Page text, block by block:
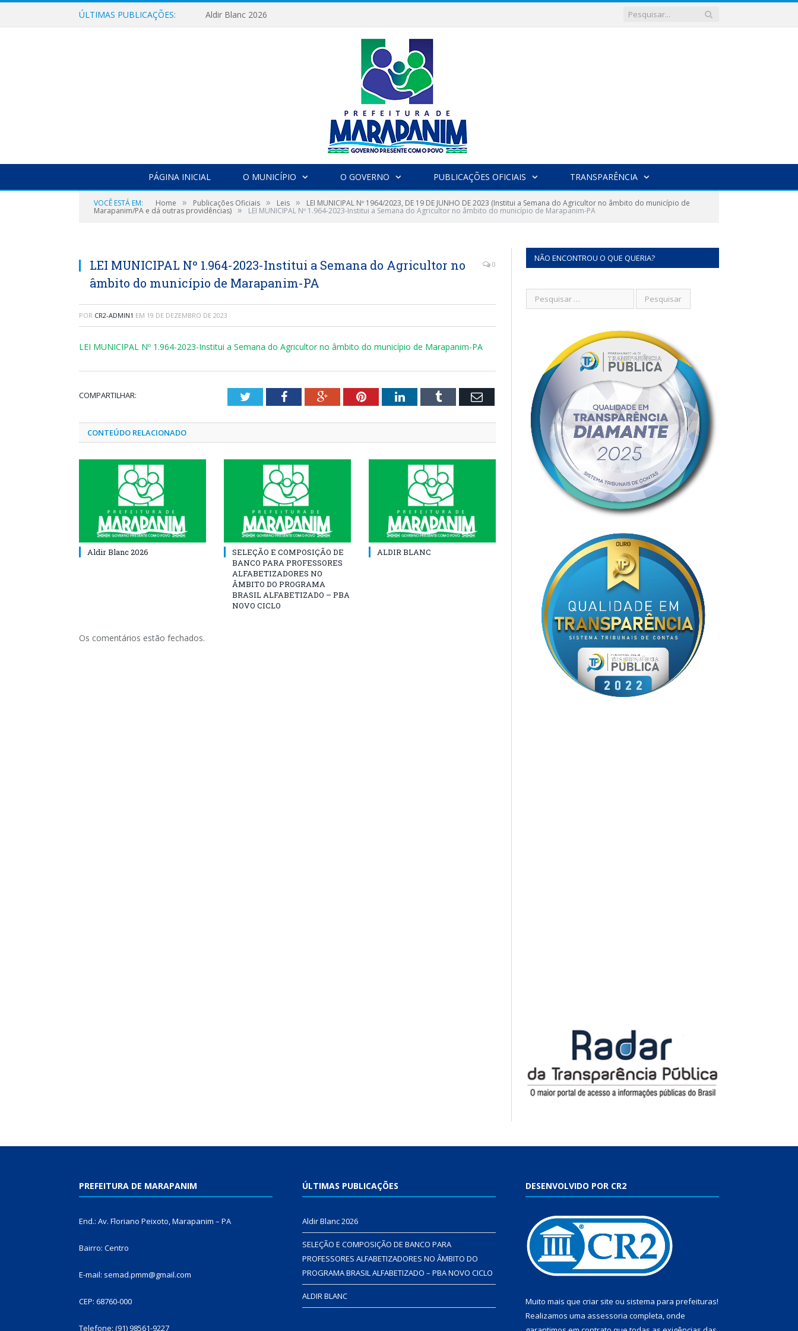
ÚLTIMAS PUBLICAÇÕES: Aldir Blanc 2026
PÁGINA INICIAL O MUNICÍPIO O GOVERNO PUBLICAÇÕES OFICIAIS TRANSPARÊNCIA
VOCÊ ESTÁ EM: Home » Publicações Oficiais » Leis » LEI MUNICIPAL Nº 1964/2023, DE 19 DE JUNHO DE 2023 (Institui a Semana do Agricultor no âmbito do município de
Marapanim/PA e dá outras providências) » LEI MUNICIPAL Nº 1.964-2023-Institui a Semana do Agricultor no âmbito do município de Marapanim-PA
LEI MUNICIPAL Nº 1.964-2023-Institui a Semana do Agricultor no
âmbito do município de Marapanim-PA
0
POR CR2-ADMIN1 EM 19 DE DEZEMBRO DE 2023
LEI MUNICIPAL Nº 1.964-2023-Institui a Semana do Agricultor no âmbito do município de Marapanim-PA
COMPARTILHAR: TwitterFacebookGoogle+PinterestLinkedInTumblr Email
CONTEÚDO RELACIONADO
Aldir Blanc 2026
SELEÇÃO E COMPOSIÇÃO DE
BANCO PARA PROFESSORES
ALFABETIZADORES NO
ÂMBITO DO PROGRAMA
BRASIL ALFABETIZADO – PBA
NOVO CICLO
ALDIR BLANC
Os comentários estão fechados.
NÃO ENCONTROU O QUE QUERIA?
PREFEITURA DE MARAPANIM
End.: Av. Floriano Peixoto, Marapanim – PA
Bairro: Centro
E-mail: semad.pmm@gmail.com
CEP: 68760-000
Telefone: (91) 98561-9227
ÚLTIMAS PUBLICAÇÕES
Aldir Blanc 2026
SELEÇÃO E COMPOSIÇÃO DE BANCO PARA
PROFESSORES ALFABETIZADORES NO ÂMBITO DO
PROGRAMA BRASIL ALFABETIZADO – PBA NOVO CICLO
ALDIR BLANC
DESENVOLVIDO POR CR2
Muito mais que criar site ou sistema para prefeituras!
Realizamos uma assessoria completa, onde